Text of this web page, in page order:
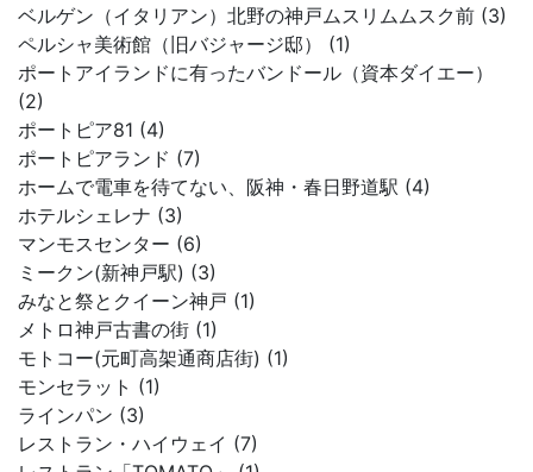
ベルゲン（イタリアン）北野の神戸ムスリムムスク前 (3)
ペルシャ美術館（旧バジャージ邸） (1)
ポートアイランドに有ったバンドール（資本ダイエー）
(2)
ポートピア81 (4)
ポートピアランド (7)
ホームで電車を待てない、阪神・春日野道駅 (4)
ホテルシェレナ (3)
マンモスセンター (6)
ミークン(新神戸駅) (3)
みなと祭とクイーン神戸 (1)
メトロ神戸古書の街 (1)
モトコー(元町高架通商店街) (1)
モンセラット (1)
ラインパン (3)
レストラン・ハイウェイ (7)